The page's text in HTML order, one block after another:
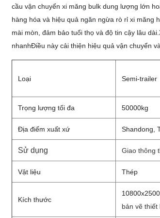
cầu vận chuyển xi măng bulk dung lượng lớn
hàng hóa và hiệu quả ngăn ngừa rò rỉ xi măng
mài mòn, đảm bảo tuổi thọ và độ tin cậy lâu
nhanhĐiều này cải thiện hiệu quả vận chuyển
Loại Semi-trailer
Trọng lượng tối đa 50000kg
Địa điểm xuất xứ Shandong,
Sử dụng Giao thông
Vật liệu Thép
Kích thước
bản vẽ thiết